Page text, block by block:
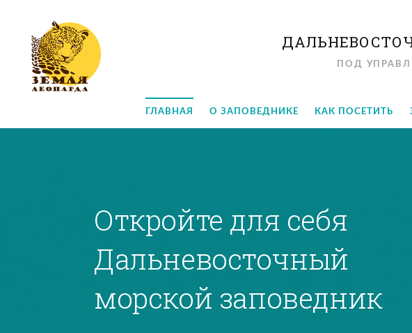
ПОД
ГЛАВНАЯ О ЗАПОВЕДНИКЕ КАК ПОСЕТИТЬ
Откройте для себя
Дальневосточный
морской заповедник